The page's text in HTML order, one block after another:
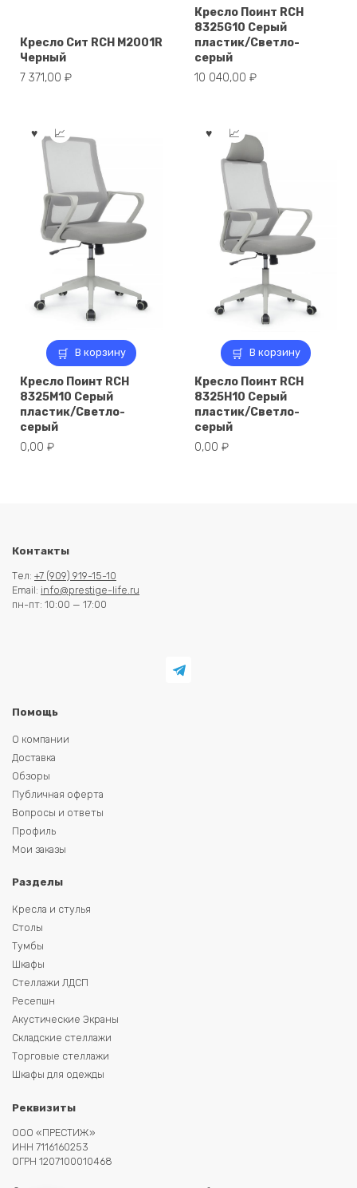
Кресло Сит RCH M2001R
Черный
7 371,00 ₽
Кресло Поинт RCH
8325G10 Серый
пластик/Светло-
серый
10 040,00 ₽
В корзину
Кресло Поинт RCH
8325M10 Серый
пластик/Светло-
серый
0,00 ₽
В корзину
Кресло Поинт RCH
8325H10 Серый
пластик/Светло-
серый
0,00 ₽
Контакты
Тел: +7 (909) 919-15-10
Email: info@prestige-life.ru
пн-пт: 10:00 — 17:00
Помощь
О компании
Доставка
Обзоры
Публичная оферта
Вопросы и ответы
Профиль
Мои заказы
Разделы
Кресла и стулья
Столы
Тумбы
Шкафы
Стеллажи ЛДСП
Ресепшн
Акустические Экраны
Складские стеллажи
Торговые стеллажи
Шкафы для одежды
Реквизиты
ООО «ПРЕСТИЖ»
ИНН 7116160253
ОГРН 1207100010468